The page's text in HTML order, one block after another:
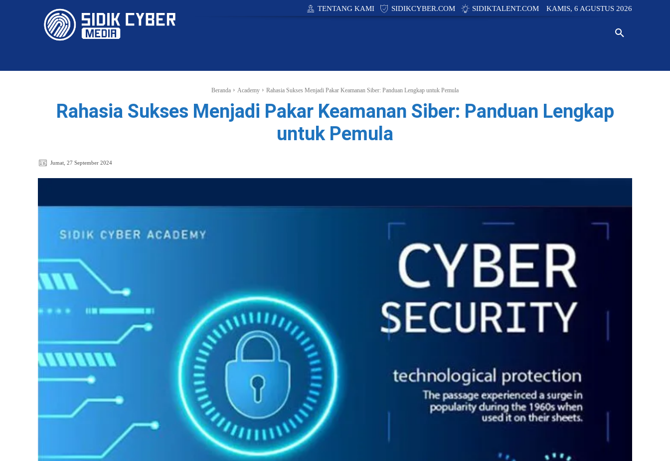
TENTANG KAMI SIDIKCYBER.COM SIDIKTALENT.COM KAMIS, 6 AGUSTUS 2026
Beranda Academy Rahasia Sukses Menjadi Pakar Keamanan Siber: Panduan Lengkap untuk Pemula
Rahasia Sukses Menjadi Pakar Keamanan Siber: Panduan Lengkap
untuk Pemula
Jumat, 27 September 2024